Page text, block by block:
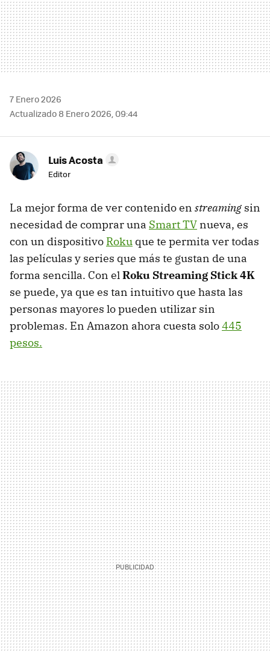
7 Enero 2026
Actualizado 8 Enero 2026, 09:44
Luis Acosta
Editor
La mejor forma de ver contenido en streaming sin
necesidad de comprar una Smart TV nueva, es
con un dispositivo Roku que te permita ver todas
las películas y series que más te gustan de una
forma sencilla. Con elRoku Streaming Stick 4K
se puede, ya que es tan intuitivo que hasta las
personas mayores lo pueden utilizar sin
problemas. En Amazon ahora cuesta solo445
pesos.